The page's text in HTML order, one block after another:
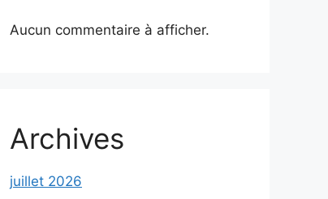
Aucun commentaire à afficher.
Archives
juillet 2026